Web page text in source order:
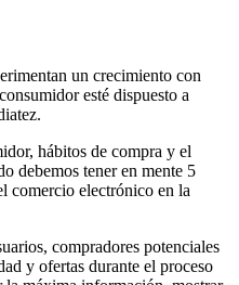
un crecimiento con
esté dispuesto a
hábitos de compra y el
debemos tener en mente 5
comercio electrónico en la
compradores potenciales
y ofertas durante el proceso